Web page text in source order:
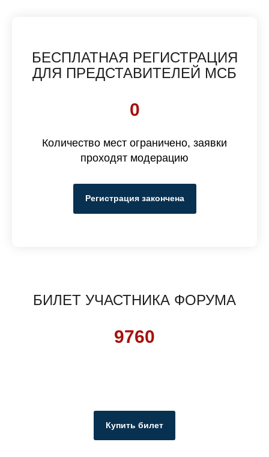
БЕСПЛАТНАЯ РЕГИСТРАЦИЯ
ДЛЯ ПРЕДСТАВИТЕЛЕЙ МСБ
0
Количество мест ограничено, заявки
проходят модерацию
Регистрация закончена
БИЛЕТ УЧАСТНИКА ФОРУМА
9760
Купить билет